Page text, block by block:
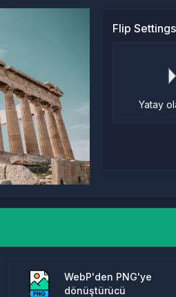
Flip Settings
Yatay
WebP'den PNG'ye
dönüştürücü